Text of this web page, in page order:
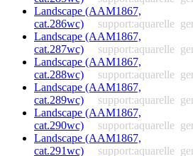
Landscape (AAM1867,
cat.286wc)
support:aquarelle
Landscape (AAM1867,
cat.287wc)
support:aquarelle
Landscape (AAM1867,
cat.288wc)
support:aquarelle
Landscape (AAM1867,
cat.289wc)
support:aquarelle
Landscape (AAM1867,
cat.290wc)
support:aquarelle
Landscape (AAM1867,
cat.291wc)
support:aquarelle